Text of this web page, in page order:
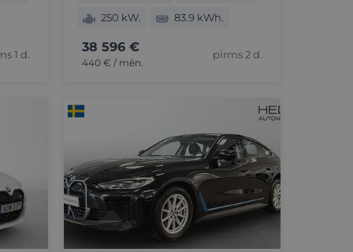
1 d.
250 kW.
83.9 kWh.
38 596 €
440 € / mēn.
pirms 2 d.